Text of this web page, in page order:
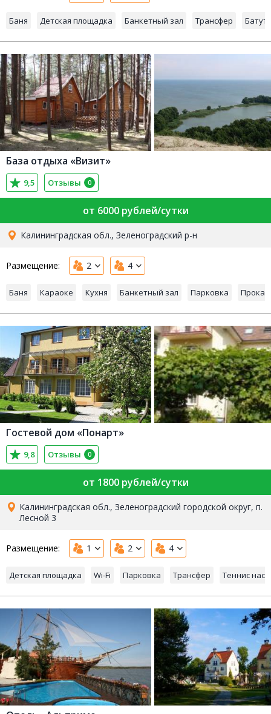
Баня Детская площадка Банкетный зал Трансфер
База отдыха «Визит»
9,5 Отзывы 0
от 6000 рублей/сутки
Калининградская обл., Зеленоградский р-н
Размещение: 2 4
Баня Караоке Кухня Банкетный зал Парковка
Гостевой дом «Понарт»
9,8 Отзывы 0
от 1800 рублей/сутки
Калининградская обл., Зеленоградский городской округ, п.
Лесной 3
Размещение: 1 2 4
Детская площадка Wi-Fi Парковка Трансфер Теннис